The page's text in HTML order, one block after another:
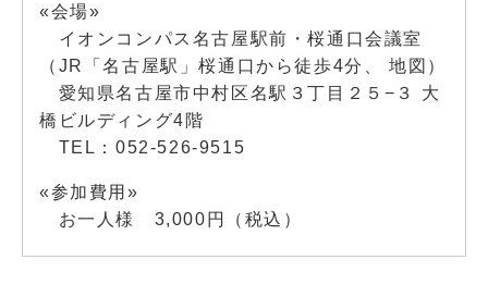
«会場»
イオンコンパス名古屋駅前・桜通口会議室
（JR「名古屋駅」桜通口から徒歩4分、
地図 ）
愛知県名古屋市中村区名駅３丁目２５−３ 大
橋ビルディング4階
TEL：052-526-9515
«参加費用»
お一人様 3,000円（税込）